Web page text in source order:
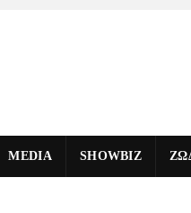
MEDIA SHOWBIZ